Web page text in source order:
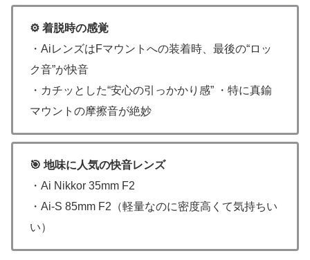
⚙️ 着脱時の感覚
・AiレンズはFマウントへの装着時、最後の“ロッ
ク音”が快音
・カチッとした“安心の引っかかり感” ・特に真鍮
マウントの摩擦音が絶妙
🎯 地味に人気の快音レンズ
・Ai Nikkor 35mm F2
・Ai-S 85mm F2（軽量なのに密度高くて気持ちい
い）